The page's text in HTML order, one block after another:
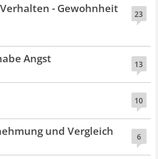
23
- Gewohnheit
13
Angst
10
6
und Vergleich